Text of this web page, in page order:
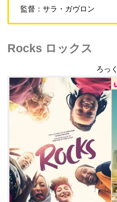
監督：サラ・ガヴロン
Rocks ロックス
ろっ